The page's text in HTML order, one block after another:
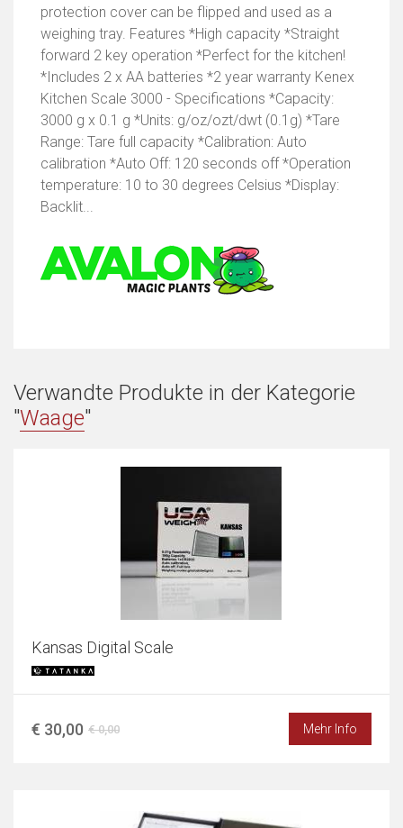
protection cover can be flipped and used as a
weighing tray. Features *High capacity *Straight
forward 2 key operation *Perfect for the kitchen!
*Includes 2 x AA batteries *2 year warranty Kenex
Kitchen Scale 3000 - Specifications *Capacity:
3000 g x 0.1 g *Units: g/oz/ozt/dwt (0.1g) *Tare
Range: Tare full capacity *Calibration: Auto
calibration *Auto Off: 120 seconds off *Operation
temperature: 10 to 30 degrees Celsius *Display:
Backlit...
Verwandte Produkte in der Kategorie
"Waage"
Kansas Digital Scale
€ 30,00 € 0,00 Mehr Info